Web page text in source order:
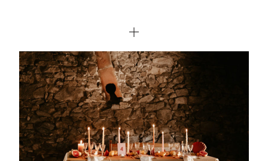
Etiam porta
sem
malesuada
magna
mollis
euismod.